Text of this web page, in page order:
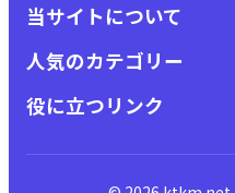
当サイトについて
人気のカテゴリー
役に立つリンク